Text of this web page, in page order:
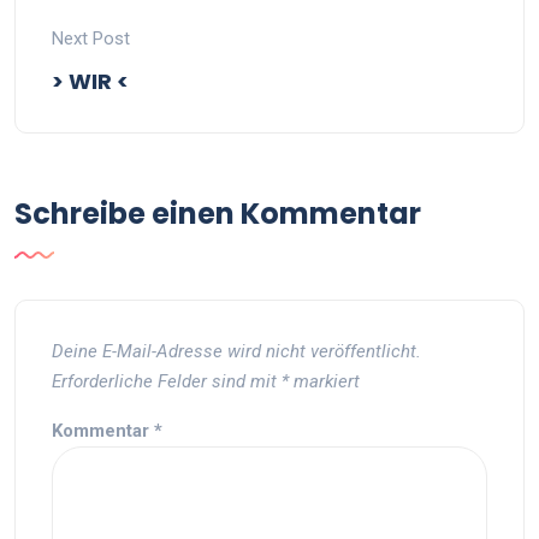
Next Post
> WIR <
Schreibe einen Kommentar
Deine E-Mail-Adresse wird nicht veröffentlicht.
Erforderliche Felder sind mit *markiert
Kommentar *